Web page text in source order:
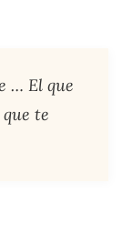
… El que
te